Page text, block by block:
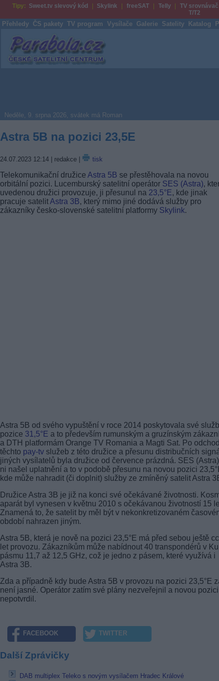
Tipy: Sweet.tv slevový kód Skylink freeSAT Telly
TV srovnávač
T/T2
Přehledy ČS pakety TV program Vysílače Galerie Satelity Katalog
Parabola.cz
Neděle, 9. srpna 2026, svátek má Roman
Astra 5B na pozici 23,5E
24.07.2023 12:14 | redakce | tisk
Telekomunikační družice Astra 5B se přestěhovala na novou
orbitální pozici. Lucemburský satelitní operátor SES (Astra),
uvedenou družici provozuje, ji přesunul na 23,5°E, kde jinak
pracuje satelitAstra 3B, který mimo jiné dodává služby pro
zákazníky česko-slovenské satelitní platformy Skylink.
Astra 5B od svého vypuštění v roce 2014 poskytovala své
pozice 31,5°E a to především rumunským a gruzínským
a DTH platformám Orange TV Romania a Magti Sat. Po
těchto pay-tv služeb z této družice a přesunu distribučních
jiných vysílatelů byla družice od července prázdná. SES
ni našel uplatnění a to v podobě přesunu na novou pozici
kde může nahradit (či doplnit) služby ze zmíněný satelit Astra
Družice Astra 3B je již na konci své očekávané životnosti.
aparát byl vynesen v květnu 2010 s očekávanou životností 15
Znamená to, že satelit by měl být v nekonkretizovaném
období nahrazen jiným.
Astra 5B, která je nově na pozici 23,5°E má před sebou ještě
let provozu. Zákazníkům může nabídnout 40 transpondérů v Ku
pásmu 11,7 až 12,5 GHz, což je jedno z pásem, které využívá i
Astra 3B.
Zda a případně kdy bude Astra 5B v provozu na pozici 23,5°E
není jasné. Operátor zatím své plány nezveřejnil a novou
nepotvrdil.
FACEBOOK TWITTER
Další Zprávičky
DAB multiplex Teleko s novým vysílačem Hradec Králové